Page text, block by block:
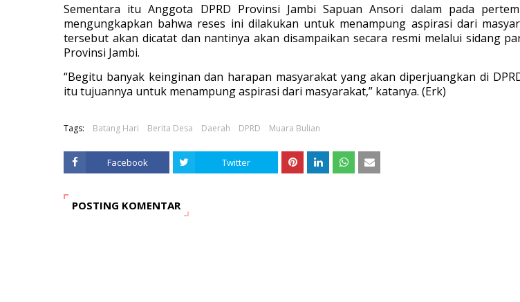
Sementara itu Anggota DPRD Provinsi Jambi Sapuan Ansori dalam pada
mengungkapkan bahwa reses ini dilakukan untuk menampung aspirasi dari
tersebut akan dicatat dan nantinya akan disampaikan secara resmi melalui sidang
Provinsi Jambi.
“Begitu banyak keinginan dan harapan masyarakat yang akan diperjuangkan di
itu tujuannya untuk menampung aspirasi dari masyarakat,” katanya. (Erk)
Tags: Batang Hari Berita Desa Daerah DPRD Muara Bulian
Facebook Twitter
POSTING KOMENTAR